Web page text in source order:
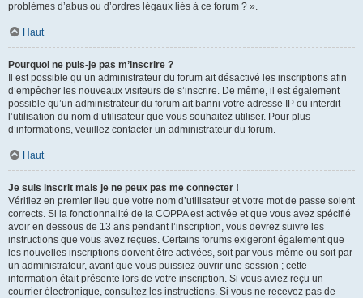
problèmes d’abus ou d’ordres légaux liés à ce forum ? ».
Haut
Pourquoi ne puis-je pas m’inscrire ?
Il est possible qu’un administrateur du forum ait désactivé les inscriptions afin
d’empêcher les nouveaux visiteurs de s’inscrire. De même, il est également
possible qu’un administrateur du forum ait banni votre adresse IP ou interdit
l’utilisation du nom d’utilisateur que vous souhaitez utiliser. Pour plus
d’informations, veuillez contacter un administrateur du forum.
Haut
Je suis inscrit mais je ne peux pas me connecter !
Vérifiez en premier lieu que votre nom d’utilisateur et votre mot de passe soient
corrects. Si la fonctionnalité de la COPPA est activée et que vous avez spécifié
avoir en dessous de 13 ans pendant l’inscription, vous devrez suivre les
instructions que vous avez reçues. Certains forums exigeront également que
les nouvelles inscriptions doivent être activées, soit par vous-même ou soit par
un administrateur, avant que vous puissiez ouvrir une session ; cette
information était présente lors de votre inscription. Si vous aviez reçu un
courrier électronique, consultez les instructions. Si vous ne recevez pas de